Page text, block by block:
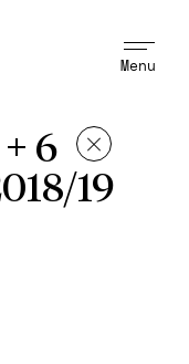
Menu
6
19